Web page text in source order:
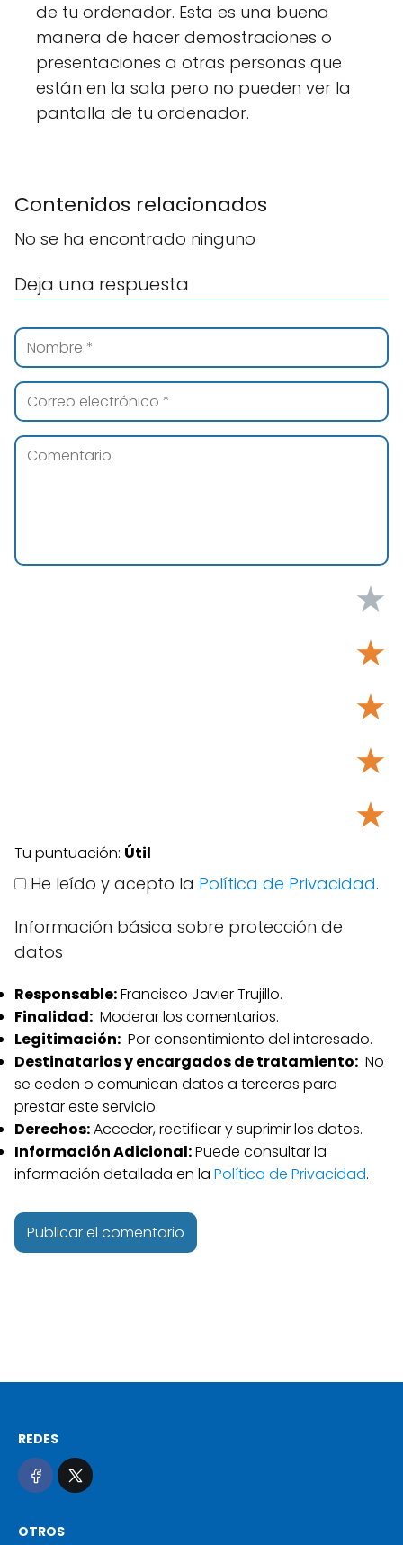
de tu ordenador. Esta es una buena
manera de hacer demostraciones o
presentaciones a otras personas que
están en la sala pero no pueden ver la
pantalla de tu ordenador.
Contenidos relacionados
No se ha encontrado ninguno
Deja una respuesta
★
★
★
★
★
Tu puntuación: Útil
He leído y acepto la Política de Privacidad.
Información básica sobre protección de
datos
Responsable:Francisco Javier Trujillo.
Finalidad: Moderar los comentarios.
Legitimación: Por consentimiento del interesado.
Destinatarios y encargados de tratamiento: No
se ceden o comunican datos a terceros para
prestar este servicio.
Derechos:Acceder, rectificar y suprimir los datos.
Información Adicional:Puede consultar la
información detallada en la Política de Privacidad.
REDES
OTROS